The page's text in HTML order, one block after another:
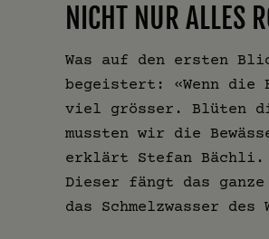
NICHT NUR ALLES
Was auf den ersten
begeistert: «Wenn
viel grösser. Blüten
mussten wir die
erklärt Stefan Bächli.
Dieser fängt das
das Schmelzwasser